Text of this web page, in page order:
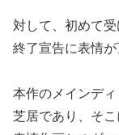
対して、初めて
終了宣告に表情が
本作のメインデ
芝居であり、そこ